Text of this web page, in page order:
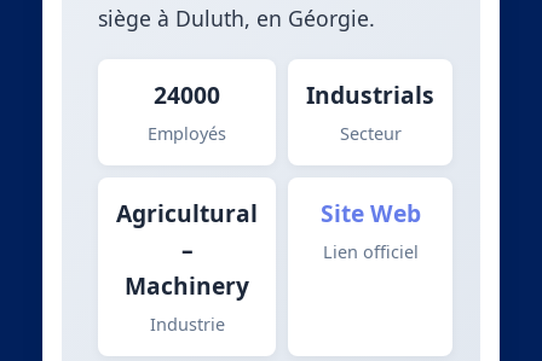
siège à Duluth, en Géorgie.
24000
Employés
Industrials
Secteur
Agricultural
–
Machinery
Industrie
Site Web
Lien officiel